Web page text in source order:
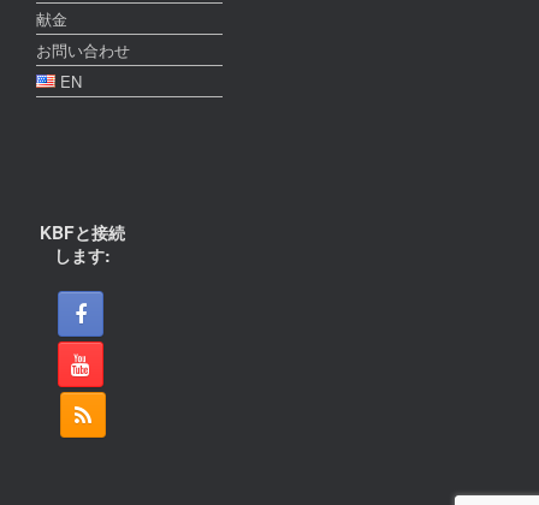
献金
お問い合わせ
EN
KBFと接続
します: